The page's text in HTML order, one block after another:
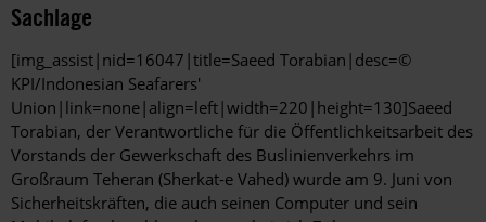
Sachlage
[img_assist|nid=16047|title=Saeed Torabian|desc=©
KPI/Indonesian Seafarers'
Union|link=none|align=left|width=220|height=130]Saeed
Torabian, der Verantwortliche für die Öffentlichkeitsarbeit des
Vorstands der Gewerkschaft des Buslinienverkehrs im
Großraum Teheran (Sherkat-e Vahed) wurde am 9. Juni von
Sicherheitskräften, die auch seinen Computer und sein